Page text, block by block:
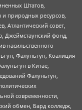
Штатов,
природных ресурсов,
Атлантический совет,
Джеймстаунский фонд,
насильственного
Фалуньгун, Коалиция
в Китае,
Фалуньгун,
современности,
обмен, Бард колледж,